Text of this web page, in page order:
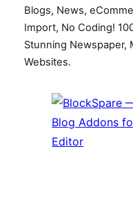
Blogs, News,
Import, No Coding!
Stunning Newspaper,
Websites.